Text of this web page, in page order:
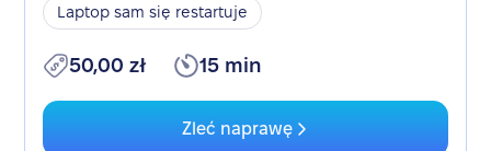
Laptop sam się restartuje
50,00 zł 15 min
Zleć naprawę